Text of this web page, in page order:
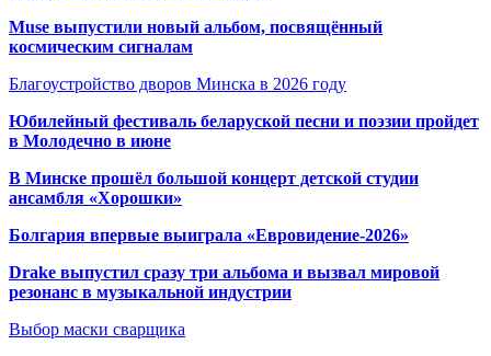
Muse выпустили новый альбом, посвящённый
космическим сигналам
Благоустройство дворов Минска в 2026 году
Юбилейный фестиваль беларуской песни и поэзии пройдет
в Молодечно в июне
В Минске прошёл большой концерт детской студии
ансамбля «Хорошки»
Болгария впервые выиграла «Евровидение-2026»
Drake выпустил сразу три альбома и вызвал мировой
резонанс в музыкальной индустрии
Выбор маски сварщика